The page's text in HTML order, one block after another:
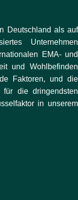
Deutschland als auf
Unternehmen
EMA- und
und Wohlbefinden
Faktoren, und die
für die dringendsten
in unserem